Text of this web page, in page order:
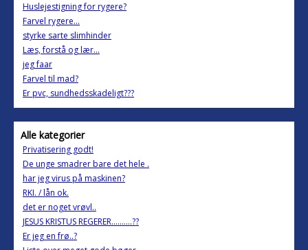
Huslejestigning for rygere?
Farvel rygere...
styrke sarte slimhinder
Læs, forstå og lær...
jeg faar
Farvel til mad?
Er pvc, sundhedsskadeligt???
Alle kategorier
Privatisering godt!
De unge smadrer bare det hele .
har jeg virus på maskinen?
RKI. / lån ok.
det er noget vrøvl..
JESUS KRISTUS REGERER..........??
Er jeg en frø..?